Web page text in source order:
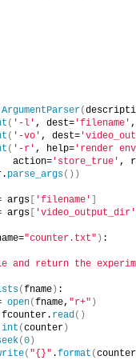
ArgumentParser(
( '-l' , dest= 'filename'
( '-vo' , dest=
( '-r' , help= 'render
action=
'store_true' ,
parse_args())
args 'filename'
args
'video_output_dir'
"counter.txt" ) :
and return the
(fname ) :
open(fname, "r+" )
read()
int (counter )
(0 )
( "{}" .format (